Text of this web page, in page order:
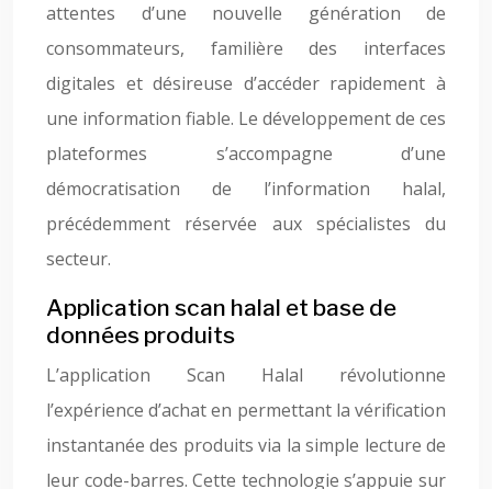
attentes d’une nouvelle génération de
consommateurs, familière des interfaces
digitales et désireuse d’accéder rapidement à
une information fiable. Le développement de ces
plateformes s’accompagne d’une
démocratisation de l’information halal,
précédemment réservée aux spécialistes du
secteur.
Application scan halal et base de
données produits
L’application Scan Halal révolutionne
l’expérience d’achat en permettant la vérification
instantanée des produits via la simple lecture de
leur code-barres. Cette technologie s’appuie sur